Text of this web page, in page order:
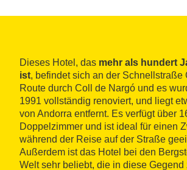
Dieses Hotel, das mehr als hundert
ist, befindet sich an der Schnellstraße
Route durch Coll de Nargó und es
1991 vollständig renoviert, und liegt
von Andorra entfernt. Es verfügt über
Doppelzimmer und ist ideal für einen
während der Reise auf der Straße
Außerdem ist das Hotel bei den
Welt sehr beliebt, die in diese Gegend